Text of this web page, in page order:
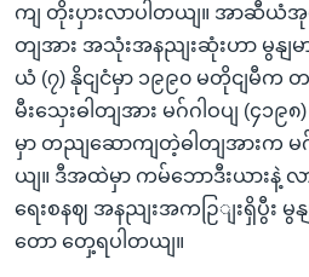
ကျ တိုးပှားလာပါတယျ။ အာဆီယံအုပ
တျအား အသုံးအနညျးဆုံးဟာ မွနျ
ယံ (၇) နိုငျငံမှာ ၁၉၉၀ မတိုငျမီက
မီးသှေးဓါတျအား မဂ်ဂါဝပျ (၄၁၉၈)
မှာ တညျဆောကျတဲ့ဓါတျအားက မဂ်
ယျ။ ဒီအထဲမှာ ကမ်ဘောဒီးယားနဲ့
ရေးစနဈ အနညျးအကဉြျးရှိပွီး မွန
တော တှေ့ရပါတယျ။